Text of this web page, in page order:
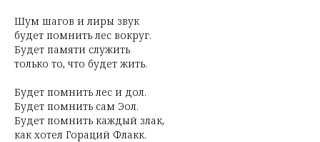
Шум шагов и лиры звук
будет помнить лес вокруг.
Будет памяти служить
только то, что будет жить.
Будет помнить лес и дол.
Будет помнить сам Эол.
Будет помнить каждый злак,
как хотел Гораций Флакк.